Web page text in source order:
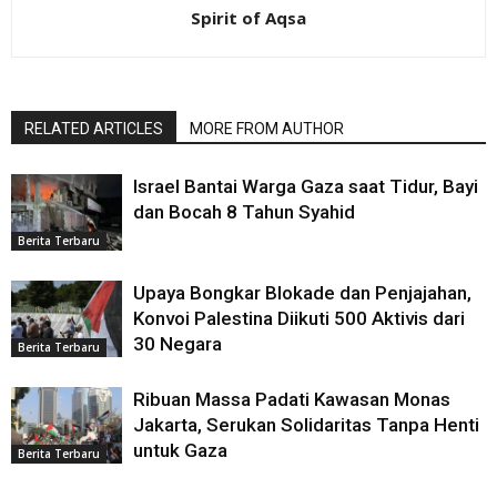
Spirit of Aqsa
RELATED ARTICLES MORE FROM AUTHOR
Berita Terbaru
Israel Bantai Warga Gaza saat Tidur, Bayi
dan Bocah 8 Tahun Syahid
Berita Terbaru
Upaya Bongkar Blokade dan Penjajahan,
Konvoi Palestina Diikuti 500 Aktivis dari
30 Negara
Berita Terbaru
Ribuan Massa Padati Kawasan Monas
Jakarta, Serukan Solidaritas Tanpa Henti
untuk Gaza